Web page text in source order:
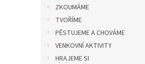
ZKOUMÁME
TVOŘÍME
PĚSTUJEME A CHOVÁME
VENKOVNÍ AKTIVITY
HRAJEME SI